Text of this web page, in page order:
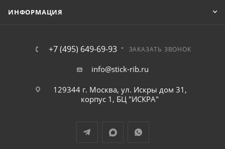
ИНФОРМАЦИЯ
+7 (495) 649-69-93 ЗАКАЗАТЬ ЗВОНОК
info@stick-rib.ru
129344 г. Москва, ул. Искры дом 31,
корпус 1, БЦ "ИСКРА"